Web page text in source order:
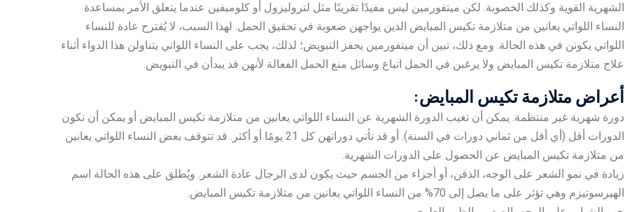
الشهرية القوية وكذلك الخصوبة. لكن ميتفورمين ليس مفيدًا تقريبًا مثل لتروليزول أو كلوميفين عندما يتعلق الأمر بمساعدة
النساء اللواتي يعانين من متلازمة تكيس المبايض الذين يواجهن صعوبة في تحقيق الحمل. لهذا السبب، لا يُقترح عادة للنساء
اللواتي يكونن في هذه الحالة. ومع ذلك، تبين أن ميتفورمين يحفز التبويض؛ لذلك، يجب على النساء اللواتي يتناولن هذا الدواء أثناء
علاج متلازمة تكيس المبايض ولا يرغبن في الحمل اتباع وسائل منع الحمل الفعالة لأنهن قد يبدأن في التبويض.
أعراض متلازمة تكيس المبايض:
دورة شهرية غير منتظمة. يمكن أن تغيب الدورة الشهرية عن النساء اللواتي يعانين من متلازمة تكيس المبايض أو يمكن أن تكون
الدورات أقل (أي أقل من ثماني دورات في السنة). أو قد تأتي دوراتهن كل 21 يومًا أو أكثر. قد تتوقف بعض النساء اللواتي يعانين
من متلازمة تكيس المبايض عن الحصول على الدورات الشهرية.
زيادة في نمو الشعر على الوجه، الذقن، أو أجزاء من الجسم حيث يكون لدى الرجال عادة الشعر. ويُطلق على هذه الحالة اسم
الهيرسوتيزم وهي تؤثر على ما يصل إلى 70% من النساء اللواتي يعانين من متلازمة تكيس المبايض.